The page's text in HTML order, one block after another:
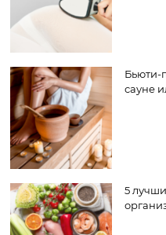
Бьюти-
сауне
5